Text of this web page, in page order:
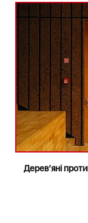
Дерев’яні